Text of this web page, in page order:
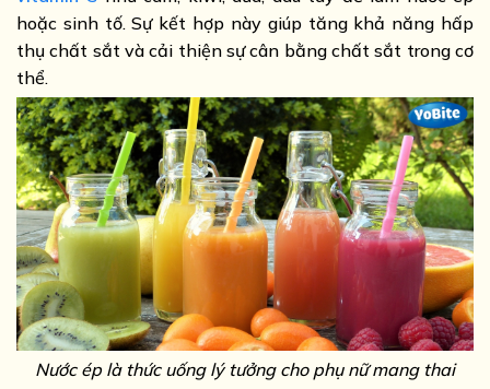
hoặc sinh tố. Sự kết hợp này giúp tăng khả năng hấp
thụ chất sắt và cải thiện sự cân bằng chất sắt trong cơ
thể.
Nước ép là thức uống lý tưởng cho phụ nữ mang thai